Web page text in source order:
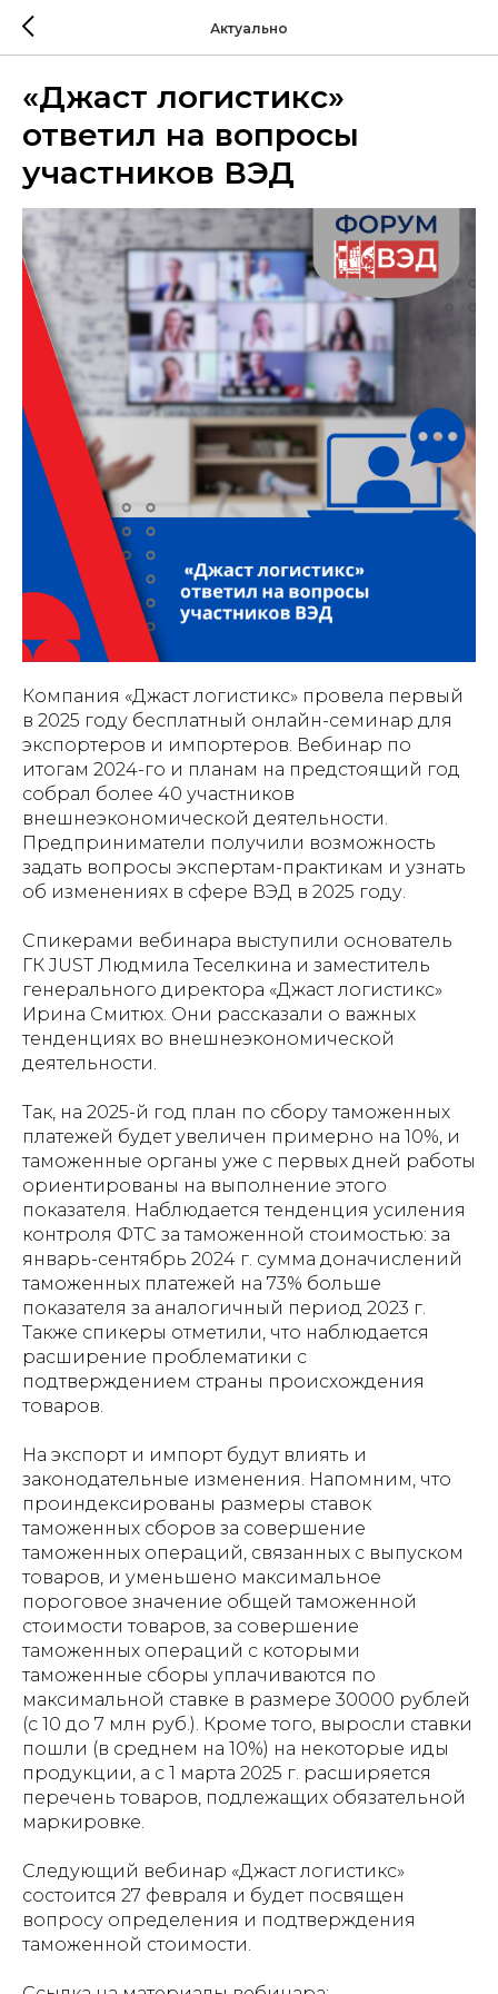
Актуально
«Джаст логистикс»
ответил на вопросы
участников ВЭД
Компания «Джаст логистикс» провела первый
в 2025 году бесплатный онлайн-семинар для
экспортеров и импортеров. Вебинар по
итогам 2024-го и планам на предстоящий год
собрал более 40 участников
внешнеэкономической деятельности.
Предприниматели получили возможность
задать вопросы экспертам-практикам и узнать
об изменениях в сфере ВЭД в 2025 году.
Спикерами вебинара выступили основатель
ГК JUST Людмила Теселкина и заместитель
генерального директора «Джаст логистикс»
Ирина Смитюх. Они рассказали о важных
тенденциях во внешнеэкономической
деятельности.
Так, на 2025-й год план по сбору таможенных
платежей будет увеличен примерно на 10%, и
таможенные органы уже с первых дней работы
ориентированы на выполнение этого
показателя. Наблюдается тенденция усиления
контроля ФТС за таможенной стоимостью: за
январь-сентябрь 2024 г. сумма доначислений
таможенных платежей на 73% больше
показателя за аналогичный период 2023 г.
Также спикеры отметили, что наблюдается
расширение проблематики с
подтверждением страны происхождения
товаров.
На экспорт и импорт будут влиять и
законодательные изменения. Напомним, что
проиндексированы размеры ставок
таможенных сборов за совершение
таможенных операций, связанных с выпуском
товаров, и уменьшено максимальное
пороговое значение общей таможенной
стоимости товаров, за совершение
таможенных операций с которыми
таможенные сборы уплачиваются по
максимальной ставке в размере 30000 рублей
(с 10 до 7 млн руб.). Кроме того, выросли ставки
пошли (в среднем на 10%) на некоторые иды
продукции, а с 1 марта 2025 г. расширяется
перечень товаров, подлежащих обязательной
маркировке.
Следующий вебинар «Джаст логистикс»
состоится 27 февраля и будет посвящен
вопросу определения и подтверждения
таможенной стоимости.